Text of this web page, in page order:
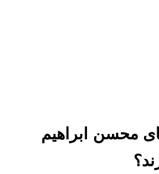
محسن ابراهیم